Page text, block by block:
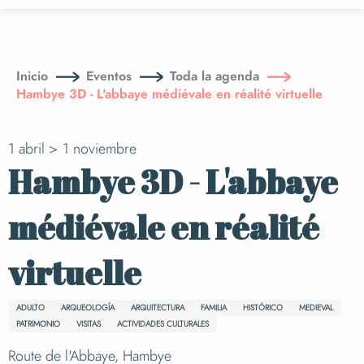
principal
Inicio Eventos
Toda la agenda
Hambye 3D - L'abbaye médiévale en réalité virtuelle
1 abril > 1 noviembre
Hambye 3D - L'abbaye
médiévale en réalité
virtuelle
ADULTO ARQUEOLOGÍA ARQUITECTURA FAMILIA HISTÓRICO
MEDIEVAL
PATRIMONIO
VISITAS ACTIVIDADES CULTURALES
Route de l'Abbaye, Hambye